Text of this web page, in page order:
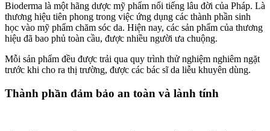
Bioderma là một hãng dược mỹ phẩm nổi tiếng lâu đời của Pháp. Là
thương hiệu tiên phong trong việc ứng dụng các thành phần sinh
học vào mỹ phẩm chăm sóc da. Hiện nay, các sản phẩm của thương
hiệu đã bao phủ toàn cầu, được nhiều người ưa chuộng.
Mỗi sản phẩm đều được trải qua quy trình thử nghiệm nghiêm ngặt
trước khi cho ra thị trường, được các bác sĩ da liễu khuyên dùng.
Thành phần đảm bảo an toàn và lành tính